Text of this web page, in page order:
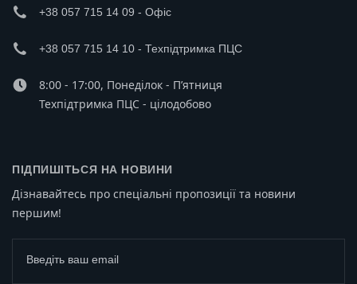
+38 057 715 14 09 - Офіс
+38 057 715 14 10 - Техпідтримка ПЦС
8:00 - 17:00, Понеділок - П’ятниця
Техпідтримка ПЦС - цілодобово
ПІДПИШІТЬСЯ НА НОВИНИ
Дізнавайтесь про спеціальні пропозиції та новини
першим!
Введіть ваш email